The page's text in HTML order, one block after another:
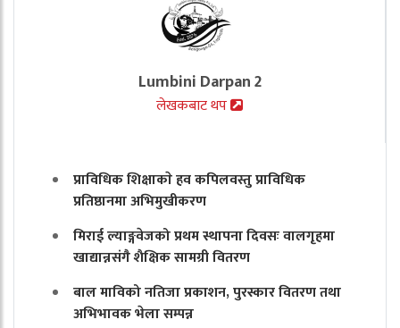
Lumbini Darpan 2
लेखकबाट थप
प्राविधिक शिक्षाकाे हव कपिलवस्तु प्राविधिक
प्रतिष्ठानमा अभिमुखीकरण
मिराई ल्याङ्गवेजको प्रथम स्थापना दिवसः वालगृहमा
खाद्यान्नसंगै शैक्षिक सामग्री वितरण
बाल माविको नतिजा प्रकाशन, पुरस्कार वितरण तथा
अभिभावक भेला सम्पन्न